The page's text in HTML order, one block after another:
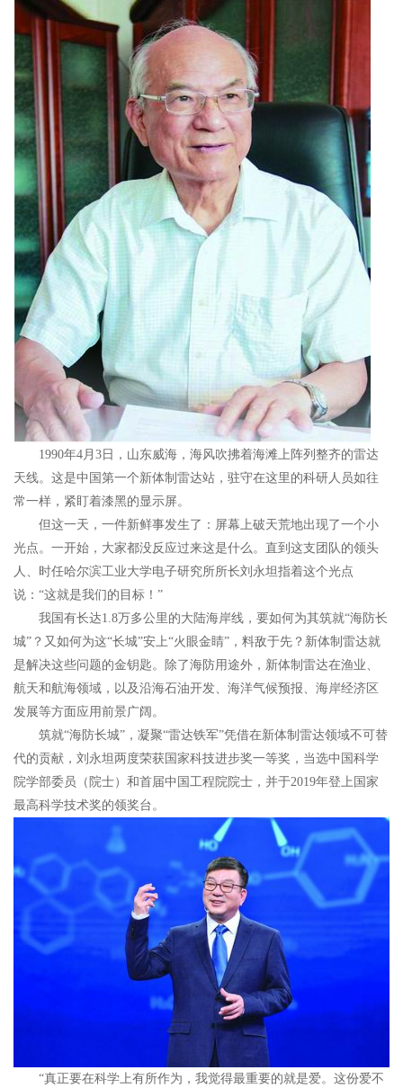
1990年4月3日，山东威海，海风吹拂着海滩上阵列整齐的雷达
天线。这是中国第一个新体制雷达站，驻守在这里的科研人员如往
常一样，紧盯着漆黑的显示屏。
但这一天，一件新鲜事发生了：屏幕上破天荒地出现了一个小
光点。一开始，大家都没反应过来这是什么。直到这支团队的领头
人、时任哈尔滨工业大学电子研究所所长刘永坦指着这个光点
说：“这就是我们的目标！”
我国有长达1.8万多公里的大陆海岸线，要如何为其筑就“海防长
城”？又如何为这“长城”安上“火眼金睛”，料敌于先？新体制雷达就
是解决这些问题的金钥匙。除了海防用途外，新体制雷达在渔业、
航天和航海领域，以及沿海石油开发、海洋气候预报、海岸经济区
发展等方面应用前景广阔。
筑就“海防长城”，凝聚“雷达铁军”凭借在新体制雷达领域不可替
代的贡献，刘永坦两度荣获国家科技进步奖一等奖，当选中国科学
院学部委员（院士）和首届中国工程院院士，并于2019年登上国家
最高科学技术奖的领奖台。
“真正要在科学上有所作为，我觉得最重要的就是爱。这份爱不